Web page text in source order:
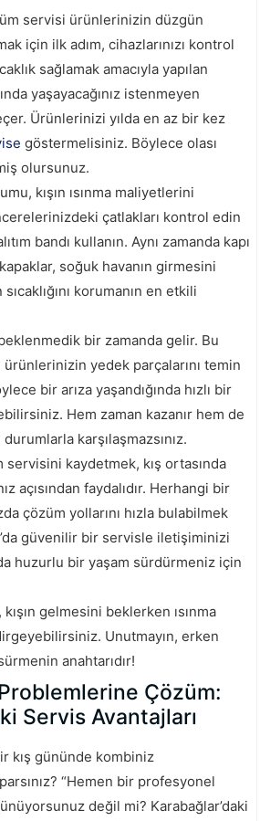
servisi ürünlerinizin düzgün
için ilk adım, cihazlarınızı kontrol
sağlamak amacıyla yapılan
yaşayacağınız istenmeyen
Ürünlerinizi yılda en az bir kez
göstermelisiniz. Böylece olası
olursunuz.
kışın ısınma maliyetlerini
çatlakları kontrol edin
bandı kullanın. Aynı zamanda kapı
soğuk havanın girmesini
korumanın en etkili
bir zamanda gelir. Bu
yedek parçalarını temin
bir arıza yaşandığında hızlı bir
Hem zaman kazanır hem de
karşılaşmazsınız.
servisini kaydetmek, kış ortasında
açısından faydalıdır. Herhangi bir
çözüm yollarını hızla bulabilmek
güvenilir bir servisle iletişiminizi
huzurlu bir yaşam sürdürmeniz için
gelmesini beklerken ısınma
Unutmayın, erken
anahtarıdır!
Çözüm:
Servis Avantajları
kış gününde kombiniz
“Hemen bir profesyonel
değil mi? Karabağlar’daki